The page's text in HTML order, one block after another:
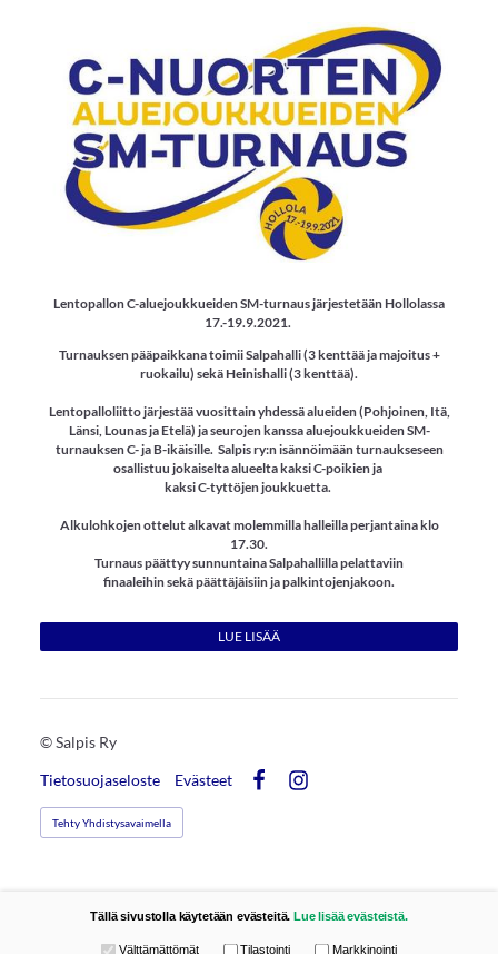
Lentopallon C-aluejoukkueiden SM-turnaus järjestetään Hollolassa
17.-19.9.2021.
Turnauksen pääpaikkana toimii Salpahalli (3 kenttää ja majoitus +
ruokailu) sekä Heinishalli (3 kenttää).
Lentopalloliitto järjestää vuosittain yhdessä alueiden (Pohjoinen, Itä,
Länsi, Lounas ja Etelä) ja seurojen kanssa aluejoukkueiden SM-
turnauksen C- ja B-ikäisille. Salpis ry:n isännöimään turnaukseseen
osallistuu jokaiselta alueelta kaksi C-poikien ja
kaksi C-tyttöjen joukkuetta.
​Alkulohkojen ottelut alkavat molemmilla halleilla perjantaina klo
17.30.
​Turnaus päättyy sunnuntaina Salpahallilla pelattaviin
finaaleihin sekä päättäjäisiin ja palkintojenjakoon.​
LUE LISÄÄ
©Salpis Ry
Tietosuojaseloste
Evästeet
Tehty Yhdistysavaimella
Tällä sivustolla käytetään evästeitä.Lue lisää evästeistä.
Valitse käytettävät evästeet
Välttämättömät Tilastointi Markkinointi